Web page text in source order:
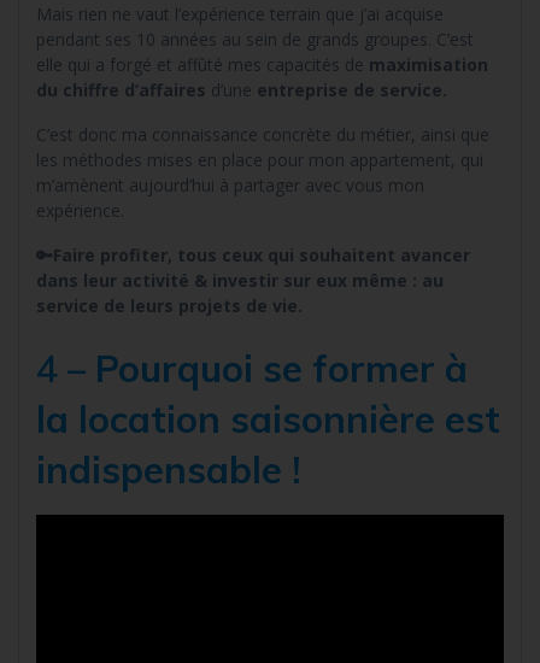
Mais rien ne vaut l’expérience terrain que j’ai acquise
pendant ses 10 années au sein de grands groupes. C’est
elle qui a forgé et affûté mes capacités de maximisation
du chiffre d’affaires d’une entreprise de service.
C’est donc ma connaissance concrète du métier, ainsi que
les méthodes mises en place pour mon appartement, qui
m’amènent aujourd’hui à partager avec vous mon
expérience.
🔑Faire profiter, tous ceux qui souhaitent avancer
dans leur activité & investir sur eux même : au
service de leurs projets de vie.
4 – Pourquoi se former à
la location saisonnière est
indispensable !